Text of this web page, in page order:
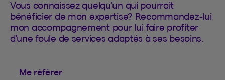
Vous connaissez quelqu’un qui pourrait
bénéficier de mon expertise? Recommandez-lui
mon accompagnement pour lui faire profiter
d’une foule de services adaptés à ses besoins.
Me référer